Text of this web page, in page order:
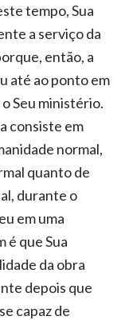
tempo, Sua
a serviço da
então, a
até ao ponto em
Seu ministério.
consiste em
normal,
quanto de
durante o
em uma
é que Sua
da obra
depois que
capaz de